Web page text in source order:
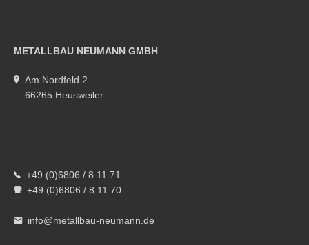
METALLBAU NEUMANN GMBH
Am Nordfeld 2
66265 Heusweiler
+49 (0)6806 / 8 11 71
+49 (0)6806 / 8 11 70
info@metallbau-neumann.de